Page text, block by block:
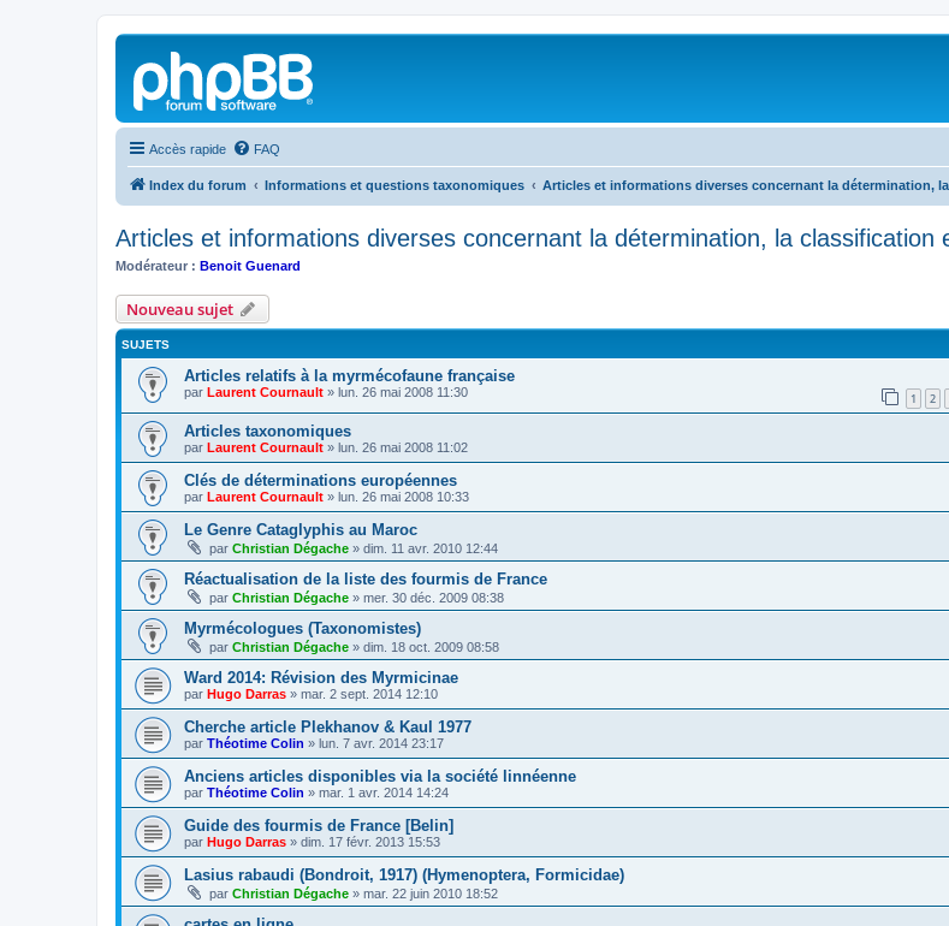
Accès rapide FAQ
Index du forum Informations et questions taxonomiques Articles et informations diverses concernant la détermination,
Articles et informations diverses concernant la détermination, la classification
Modérateur : Benoit Guenard
Nouveau sujet
SUJETS
Articles relatifs à la myrmécofaune française
par Laurent Cournault » lun. 26 mai 2008 11:30 1 2
Articles taxonomiques
par Laurent Cournault » lun. 26 mai 2008 11:02
Clés de déterminations européennes
par Laurent Cournault » lun. 26 mai 2008 10:33
Le Genre Cataglyphis au Maroc
par Christian Dégache » dim. 11 avr. 2010 12:44
Réactualisation de la liste des fourmis de France
par Christian Dégache » mer. 30 déc. 2009 08:38
Myrmécologues (Taxonomistes)
par Christian Dégache » dim. 18 oct. 2009 08:58
Ward 2014: Révision des Myrmicinae
par Hugo Darras » mar. 2 sept. 2014 12:10
Cherche article Plekhanov & Kaul 1977
par Théotime Colin » lun. 7 avr. 2014 23:17
Anciens articles disponibles via la société linnéenne
par Théotime Colin » mar. 1 avr. 2014 14:24
Guide des fourmis de France [Belin]
par Hugo Darras » dim. 17 févr. 2013 15:53
Lasius rabaudi (Bondroit, 1917) (Hymenoptera, Formicidae)
par Christian Dégache » mar. 22 juin 2010 18:52